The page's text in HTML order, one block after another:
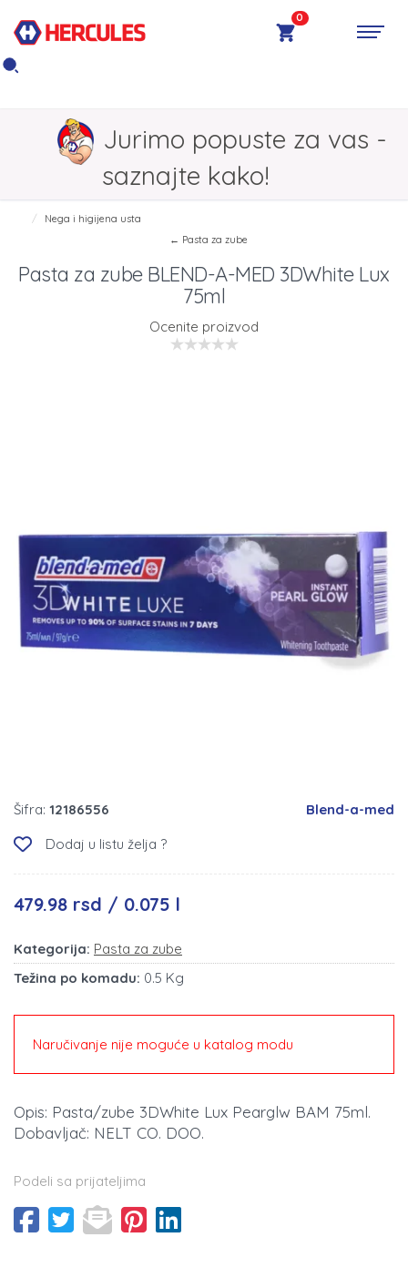
0
Jurimo popuste za vas -
saznajte kako!
Nega i higijena usta
← Pasta za zube
Pasta za zube BLEND-A-MED 3DWhite Lux
75ml
Ocenite proizvod
Šifra: 12186556
Dodaj u listu želja ?
Blend-a-med
479.98 rsd / 0.075 l
Kategorija: Pasta za zube
Težina po komadu: 0.5 Kg
Naručivanje nije moguće u katalog modu
Opis: Pasta/zube 3DWhite Lux Pearglw BAM 75ml.
Dobavljač: NELT CO. DOO.
Podeli sa prijateljima